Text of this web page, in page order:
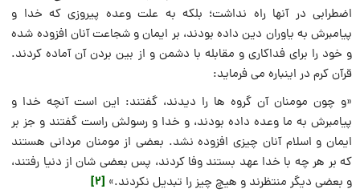
اضطرابی در آنها راه نداشت؛ بلکه به علت وعده پیروزی که خدا و
پیامبرش به یاوران دین داده بودند، بر ایمان و شجاعت آنان افزوده شده
و خود را برای فداکاری و مقابله با دشمن و از بین بردن آن آماده کردند.
قرآن کرم در اینباره می فرماید:
«و چون مومنان آن گروه ها را دیدند، گفتند: این است آنچه خدا و
پیامبرش به ما وعده داده بودند، و خدا و رسولش راست گفتند و جز بر
ایمان و اسلام آنان چیزی افزوده نشد. بعضى از مومنان مردانى هستند
که بر هر چه با خدا عهد بستند وفا کردند، پس بعضى شان از دنيا رفتند،
و بعضى ديگر منتظرند و هيچ چيز را تبديل نکردند.» [2]